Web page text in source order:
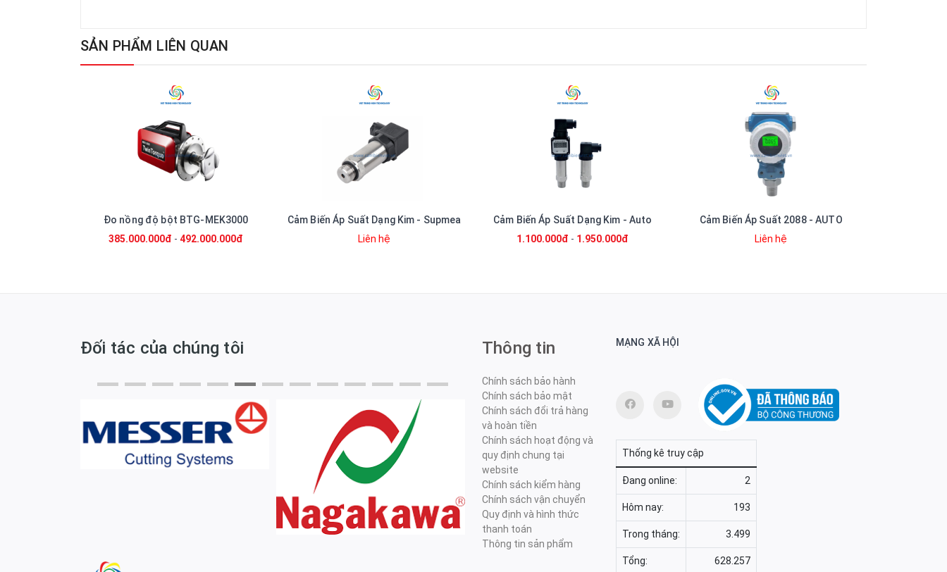
SẢN PHẨM LIÊN QUAN
Đo nồng độ bột BTG-MEK3000
385.000.000đ -492.000.000đ
Cảm Biến Áp Suất Dạng Kim - Supmea
Liên hệ
Cảm Biến Áp Suất Dạng Kim - Auto
1.100.000đ - 1.950.000đ
Cảm Biến Áp Suất 2088 - AUTO
Liên hệ
Đối tác của chúng tôi Thông tin
Chính sách bảo hành
Chính sách bảo mật
Chính sách đổi trả hàng
và hoàn tiền
Chính sách hoạt động và
quy định chung tại
website
Chính sách kiểm hàng
Chính sách vận chuyển
Quy định và hình thức
thanh toán
Thông tin sản phẩm
MẠNG XÃ HỘI
Thống kê truy cập
Đang online: 2
Hôm nay: 193
Trong tháng: 3.499
Tổng: 628.257